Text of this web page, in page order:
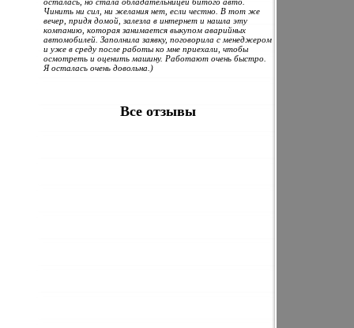
Чинить ни сил, ни желания нет, если честно. В тот же
вечер, придя домой, залезла в интернет и нашла эту
компанию, которая занимается выкупом аварийных
автомобилей. Заполнила заявку, поговорила с менеджером
и уже в среду после работы ко мне приехали, чтобы
осмотреть и оценить машину. Работают очень быстро.
Я осталась очень довольна.)
Все отзывы